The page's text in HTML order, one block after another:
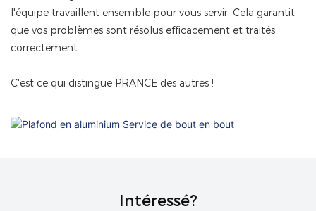
l'équipe travaillent ensemble pour vous servir. Cela garantit
que vos problèmes sont résolus efficacement et traités
correctement.
C'est ce qui distingue PRANCE des autres !
Intéressé?